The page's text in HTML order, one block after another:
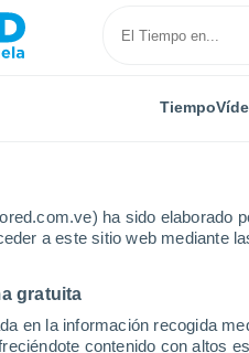
ha sido elaborado
a este sitio web mediante
gratuita
en la información recogida
contenido con altos
Tiempo